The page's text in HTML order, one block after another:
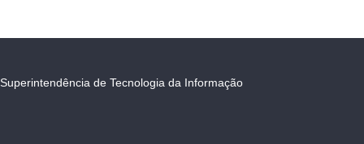
Superintendência de Tecnologia da Informação